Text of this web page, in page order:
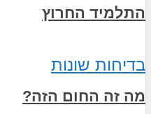
התלמיד החרוץ
בדיחות שונות
מה זה החום הזה?